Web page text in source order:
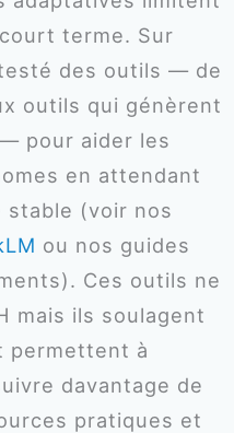
terme. Sur
des outils — de
outils qui génèrent
pour aider les
en attendant
stable (voir nos
ou nos guides
Ces outils ne
mais ils soulagent
permettent à
davantage de
pratiques et